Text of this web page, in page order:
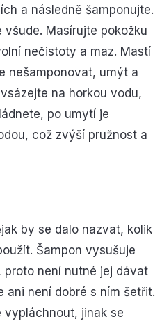
a následně šamponujte.
Masírujte pokožku
nečistoty a maz. Mastí
nešamponovat, umýt a
na horkou vodu,
po umytí je
což zvýší pružnost a
by se dalo nazvat, kolik
Šampon vysušuje
proto není nutné jej dávat
není dobré s ním šetřit.
vypláchnout, jinak se